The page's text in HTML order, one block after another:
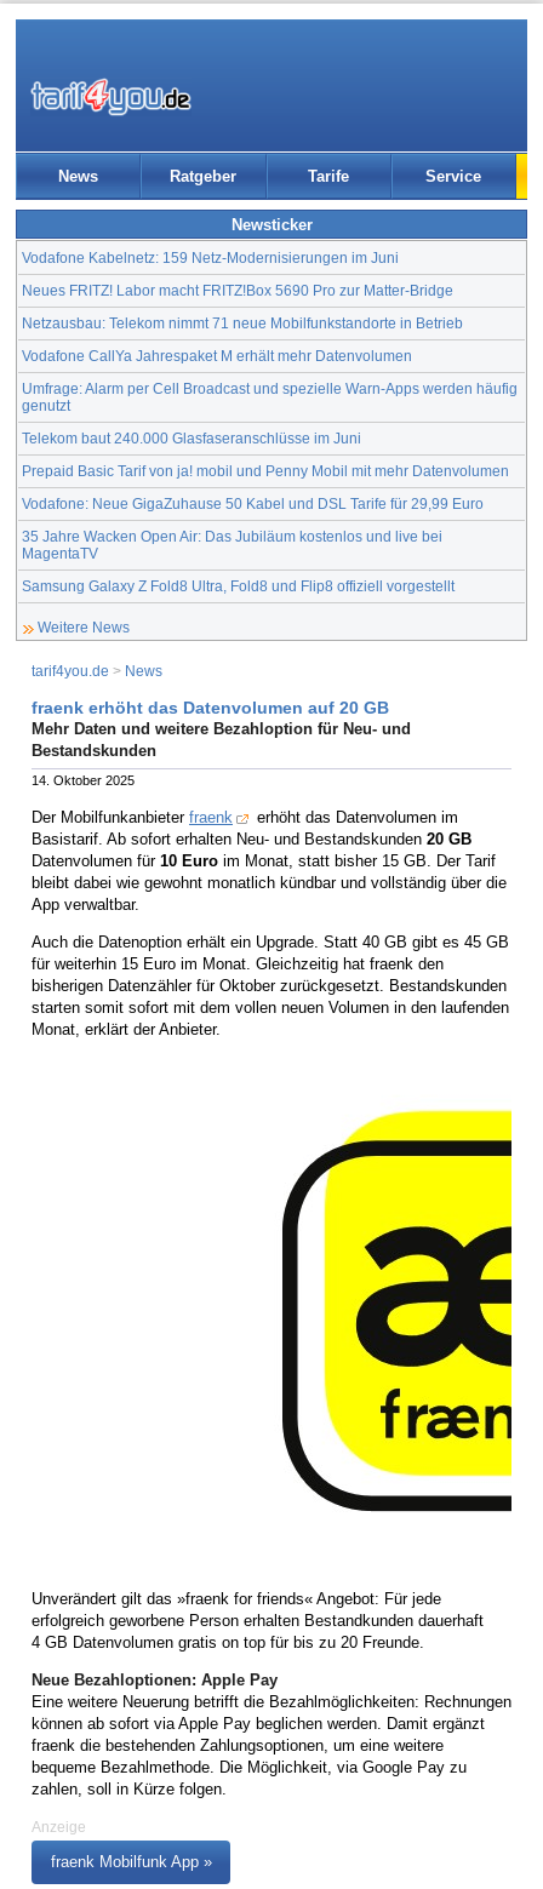
News Ratgeber Tarife Service
Newsticker
Vodafone Kabelnetz: 159 Netz-Modernisierungen im Juni
Neues FRITZ! Labor macht FRITZ!Box 5690 Pro zur Matter-Bridge
Netzausbau: Telekom nimmt 71 neue Mobilfunkstandorte in Betrieb
Vodafone CallYa Jahrespaket M erhält mehr Datenvolumen
Umfrage: Alarm per Cell Broadcast und spezielle Warn-Apps werden häufig
genutzt
Telekom baut 240.000 Glasfaseranschlüsse im Juni
Prepaid Basic Tarif von ja! mobil und Penny Mobil mit mehr Datenvolumen
Vodafone: Neue GigaZuhause 50 Kabel und DSL Tarife für 29,99 Euro
35 Jahre Wacken Open Air: Das Jubiläum kostenlos und live bei
MagentaTV
Samsung Galaxy Z Fold8 Ultra, Fold8 und Flip8 offiziell vorgestellt
Weitere News
tarif4you.de > News
fraenk erhöht das Datenvolumen auf 20 GB
Mehr Daten und weitere Bezahloption für Neu- und
Bestandskunden
14. Oktober 2025
Der Mobilfunkanbieter fraenk
erhöht das Datenvolumen im
Basistarif. Ab sofort erhalten Neu- und Bestandskunden 20 GB
Datenvolumen für 10 Euro im Monat, statt bisher 15 GB. Der Tarif
bleibt dabei wie gewohnt monatlich kündbar und vollständig über die
App verwaltbar.
Auch die Datenoption erhält ein Upgrade. Statt 40 GB gibt es 45 GB
für weiterhin 15 Euro im Monat. Gleichzeitig hat fraenk den
bisherigen Datenzähler für Oktober zurückgesetzt. Bestandskunden
starten somit sofort mit dem vollen neuen Volumen in den laufenden
Monat, erklärt der Anbieter.
Unverändert gilt das »fraenk for friends« Angebot: Für jede
erfolgreich geworbene Person erhalten Bestandkunden dauerhaft
4 GB Datenvolumen gratis on top für bis zu 20 Freunde.
Neue Bezahloptionen: Apple Pay
Eine weitere Neuerung betrifft die Bezahlmöglichkeiten: Rechnungen
können ab sofort via Apple Pay beglichen werden. Damit ergänzt
fraenk die bestehenden Zahlungsoptionen, um eine weitere
bequeme Bezahlmethode. Die Möglichkeit, via Google Pay zu
zahlen, soll in Kürze folgen.
Anzeige
fraenk Mobilfunk App »